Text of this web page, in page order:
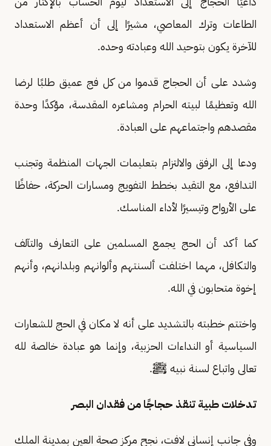
الطاعات وترك المعاصي، مشيرًا إلى أن أعظم الاستعداد
للآخرة يكون بتوحيد الله وعبادته وحده.
وشدد على أن الحجاج قدموا من كل فج عميق طلبًا لرضا
الله وتعظيمًا لبيته الحرام ومشاعره المقدسة، مؤكدًا وحدة
مقصدهم واجتماعهم على العبادة.
ودعا إلى الرفق والالتزام بتعليمات الجهات المنظمة وتجنب
التدافع، مع التقيد بخطط التفويج ومسارات الحركة، حفاظًا
على الأرواح وتيسيرًا لأداء المناسك.
كما أكد أن الحج يجمع المسلمين على التعارف والتآلف
والتكافل، مهما اختلفت ألسنتهم وألوانهم وبلدانهم، وأنهم
إخوة متحابون في الله.
واختتم خطبته بالتشديد على أنه لا مكان في الحج للشعارات
السياسية أو النداءات الحزبية، وإنما هو عبادة خالصة لله
تعالى واتباع لسنة نبيه ﷺ.
تدخلات طبية تنقذ حجاجًا من فقدان البصر
وفي جانب إنساني لافت، نجح مركز صحة العين بمدينة الملك